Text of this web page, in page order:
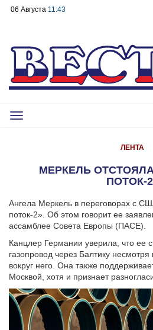
06 Августа 11:43
Toggle
ЛЕНТА
МЕРКЕЛЬ
ПОТОК-
Ангела Меркель в переговорах с
поток-2». Об этом говорит ее
ассамблее Совета Европы (ПАСЕ).
Канцлер Германии уверила, что ее
газопровод через Балтику
вокруг него. Она также
Москвой, хотя и признает